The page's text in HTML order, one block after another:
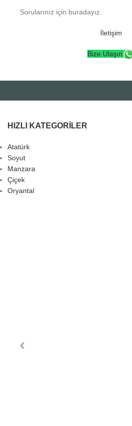
Sorularınız için buradayız.
İletişim
Bize Ulaşın
HIZLI KATEGORILER
Atatürk
Soyut
Manzara
Çiçek
Oryantal